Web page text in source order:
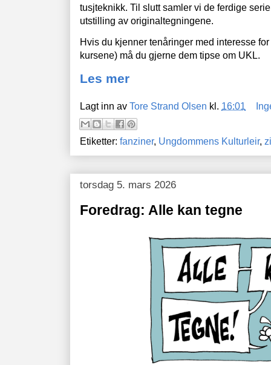
tusjteknikk. Til slutt samler vi de ferdige
utstilling av originaltegningene.
Hvis du kjenner tenåringer med interesse
kursene) må du gjerne dem tipse om UKL.
Les mer
Lagt inn av Tore Strand Olsen kl. 16:01
Etiketter: fanziner, Ungdommens Kulturleir,
torsdag 5. mars 2026
Foredrag: Alle kan tegne